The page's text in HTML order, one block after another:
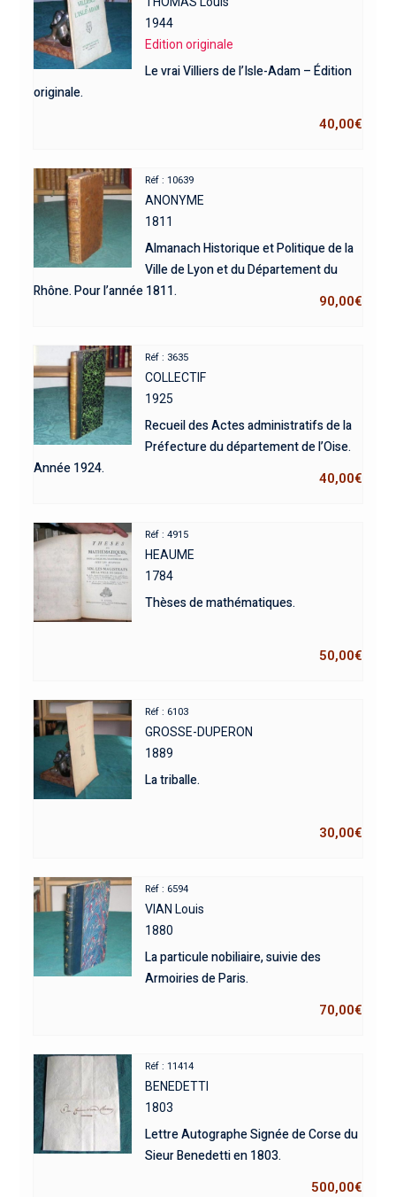
1944
Edition originale
Le vrai Villiers de l’Isle-Adam – Édition
originale.
40,00€
Réf : 10639
ANONYME
1811
Almanach Historique et Politique de la
Ville de Lyon et du Département du
Rhône. Pour l’année 1811.
90,00€
Réf : 3635
COLLECTIF
1925
Recueil des Actes administratifs de la
Préfecture du département de l’Oise.
Année 1924.
40,00€
Réf : 4915
HEAUME
1784
Thèses de mathématiques.
50,00€
Réf : 6103
GROSSE-DUPERON
1889
La triballe.
30,00€
Réf : 6594
VIAN Louis
1880
La particule nobiliaire, suivie des
Armoiries de Paris.
70,00€
Réf : 11414
BENEDETTI
1803
Lettre Autographe Signée de Corse du
Sieur Benedetti en 1803.
500,00€